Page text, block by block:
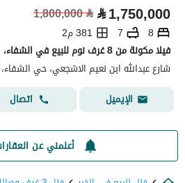
⃁1,750,000
⃁
1,800,000
8
7
381 م2
فيلا مكونة من 8 غرف نوم للبيع في الشفاء، الخبر
شارع عبدالله ابن نعيم الاشجعي، حي الشفاء،
الإيميل
اتصال
أعلمني عن